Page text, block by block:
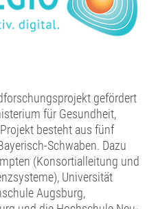
gefördert
für Gesundheit,
besteht aus fünf
Schwaben. Dazu
(Konsortialleitung und
Universität
Augsburg,